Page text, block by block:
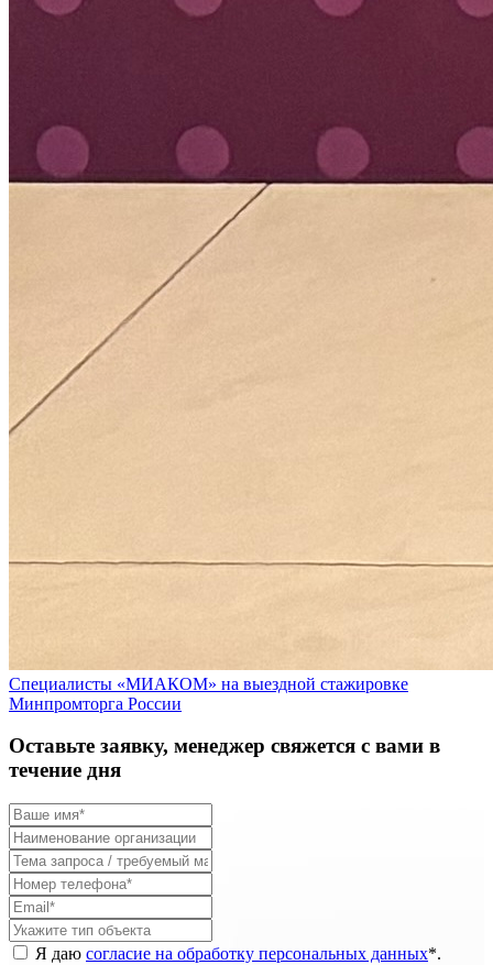
Специалисты «МИАКОМ» на выездной стажировке
Минпромторга России
Оставьте заявку, менеджер свяжется с вами в
течение дня
Я даю согласие на обработку персональных данных*.